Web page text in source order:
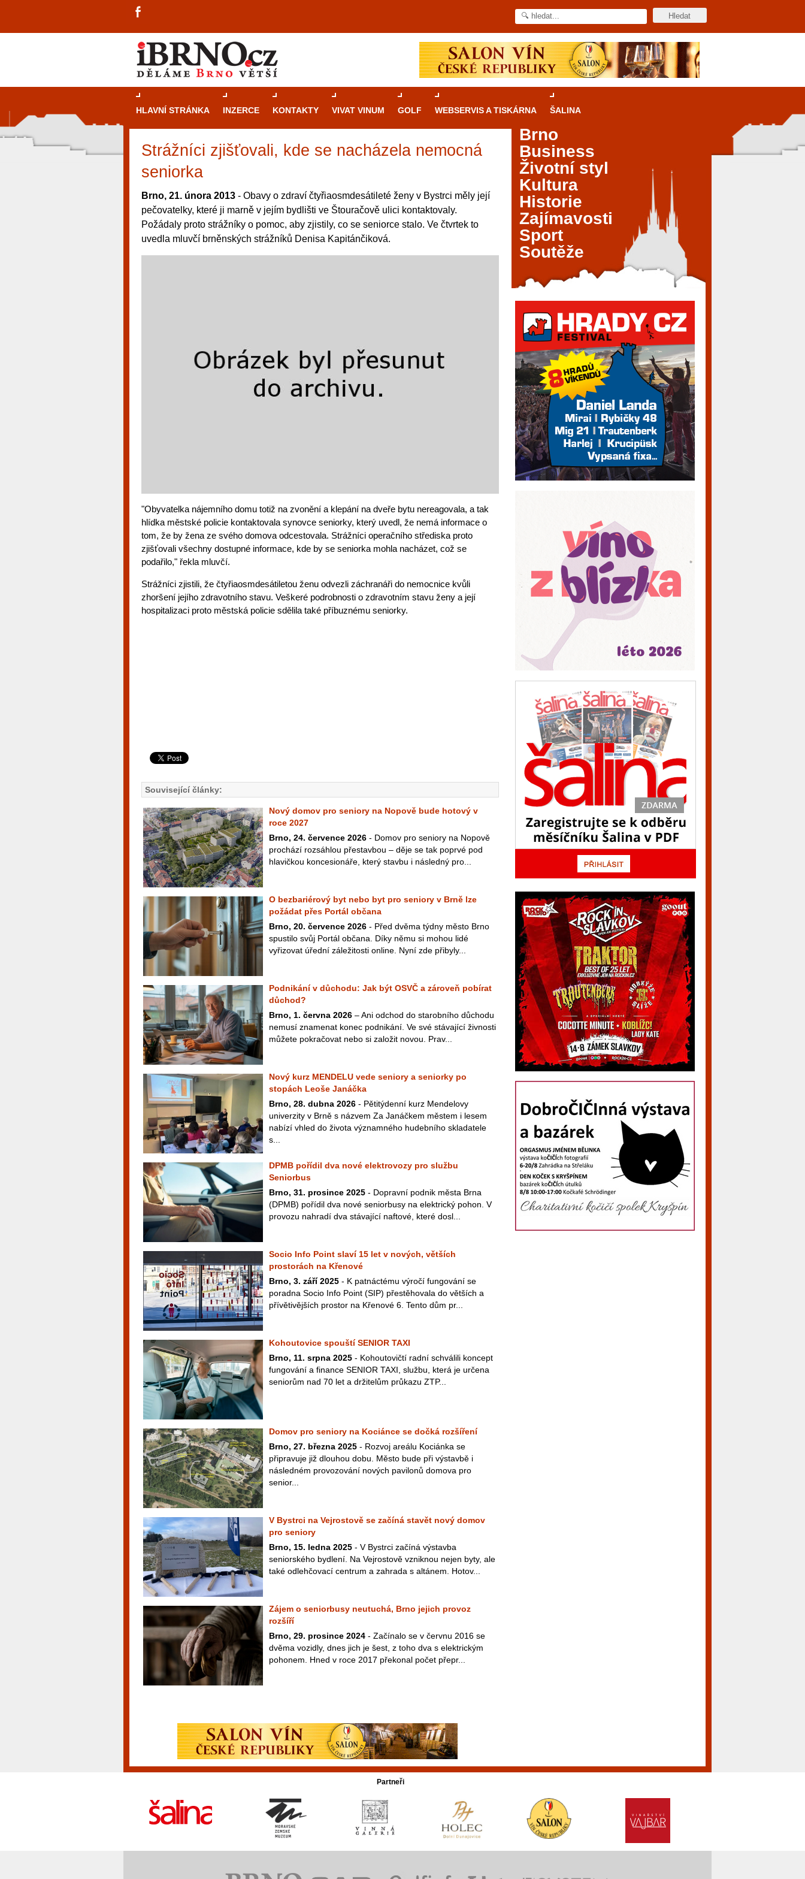
HLAVNÍ STRÁNKA INZERCE KONTAKTY VIVAT VINUM GOLF WEBSERVIS A TISKÁRNA ŠALINA
Strážníci zjišťovali, kde se nacházela nemocná
seniorka
Brno, 21. února 2013 - Obavy o zdraví čtyřiaosmdesátileté ženy v Bystrci měly její
pečovatelky, které ji marně v jejím bydlišti ve Štouračově ulici kontaktovaly.
Požádaly proto strážníky o pomoc, aby zjistily, co se seniorce stalo. Ve čtvrtek to
uvedla mluvčí brněnských strážníků Denisa Kapitánčiková.
"Obyvatelka nájemního domu totiž na zvonění a klepání na dveře bytu nereagovala, a tak
hlídka městské policie kontaktovala synovce seniorky, který uvedl, že nemá informace o
tom, že by žena ze svého domova odcestovala. Strážníci operačního střediska proto
zjišťovali všechny dostupné informace, kde by se seniorka mohla nacházet, což se
podařilo," řekla mluvčí.
Strážníci zjistili, že čtyřiaosmdesátiletou ženu odvezli záchranáři do nemocnice kvůli
zhoršení jejího zdravotního stavu. Veškeré podrobnosti o zdravotním stavu ženy a její
hospitalizaci proto městská policie sdělila také příbuznému seniorky.
Související články:
Nový domov pro seniory na Nopově bude hotový v
roce 2027
Brno, 24. července 2026 - Domov pro seniory na Nopově
prochází rozsáhlou přestavbou – děje se tak poprvé pod
hlavičkou koncesionáře, který stavbu i následný pro...
O bezbariérový byt nebo byt pro seniory v Brně lze
požádat přes Portál občana
Brno, 20. července 2026 - Před dvěma týdny město Brno
spustilo svůj Portál občana. Díky němu si mohou lidé
vyřizovat úřední záležitosti online. Nyní zde přibyly...
Podnikání v důchodu: Jak být OSVČ a zároveň pobírat
důchod?
Brno, 1. června 2026 – Ani odchod do starobního důchodu
nemusí znamenat konec podnikání. Ve své stávající živnosti
můžete pokračovat nebo si založit novou. Prav...
Nový kurz MENDELU vede seniory a seniorky po
stopách Leoše Janáčka
Brno, 28. dubna 2026 - Pětitýdenní kurz Mendelovy
univerzity v Brně s názvem Za Janáčkem městem i lesem
nabízí vhled do života významného hudebního skladatele
s...
DPMB pořídil dva nové elektrovozy pro službu
Seniorbus
Brno, 31. prosince 2025 - Dopravní podnik města Brna
(DPMB) pořídil dva nové seniorbusy na elektrický pohon. V
provozu nahradí dva stávající naftové, které dosl...
Socio Info Point slaví 15 let v nových, větších
prostorách na Křenové
Brno, 3. září 2025 - K patnáctému výročí fungování se
poradna Socio Info Point (SIP) přestěhovala do větších a
přívětivějších prostor na Křenové 6. Tento dům pr...
Kohoutovice spouští SENIOR TAXI
Brno, 11. srpna 2025 - Kohoutovičtí radní schválili koncept
fungování a finance SENIOR TAXI, službu, která je určena
seniorům nad 70 let a držitelům průkazu ZTP...
Domov pro seniory na Kociánce se dočká rozšíření
Brno, 27. března 2025 - Rozvoj areálu Kociánka se
připravuje již dlouhou dobu. Město bude při výstavbě i
následném provozování nových pavilonů domova pro
senior...
V Bystrci na Vejrostově se začíná stavět nový domov
pro seniory
Brno, 15. ledna 2025 - V Bystrci začíná výstavba
seniorského bydlení. Na Vejrostově vzniknou nejen byty, ale
také odlehčovací centrum a zahrada s altánem. Hotov...
Zájem o seniorbusy neutuchá, Brno jejich provoz
rozšíří
Brno, 29. prosince 2024 - Začínalo se v červnu 2016 se
dvěma vozidly, dnes jich je šest, z toho dva s elektrickým
pohonem. Hned v roce 2017 překonal počet přepr...
Průvodcekasinovými hrami v Brně: Od
Brno je městem známým pro zajímavé památky, skvělé
restaurace, divadla a univerzity. Mimo jiné je ale také
místem, kde si můžete legálně a bezpečně vyzkoušet
různé kasinové hry. V neustále kvetoucí moravské
metropoli naleznete širokou nabídku her od klasické
Brno
Business
Životní styl
Kultura
Historie
Zajímavosti
Sport
Soutěže
Partneři